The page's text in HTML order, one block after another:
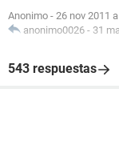
Anonimo - 26 nov 2011
anonimo0026 - 31
543 respuestas